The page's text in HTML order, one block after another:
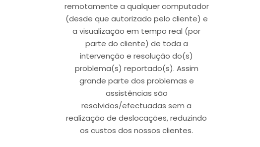
remotamente a qualquer computador
(desde que autorizado pelo cliente) e
a visualização em tempo real (por
parte do cliente) de toda a
intervenção e resolução do(s)
problema(s) reportado(s). Assim
grande parte dos problemas e
assistências são
resolvidos/efectuadas sem a
realização de deslocações, reduzindo
os custos dos nossos clientes.